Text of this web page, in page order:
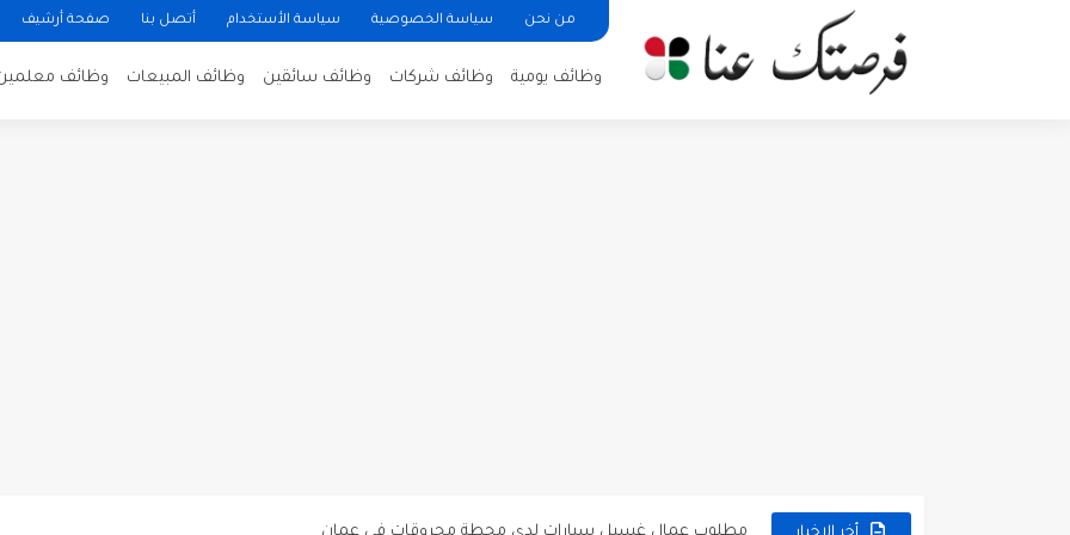
من نحن سياسة الخصوصية سياسة الأستخدام أتصل بنا صفحة أرشيف
وظائف يومية وظائف شركات وظائف سائقين وظائف المبيعات وظائف